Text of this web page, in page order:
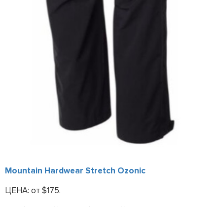
Mountain Hardwear Stretch Ozonic
ЦЕНА: от $175.